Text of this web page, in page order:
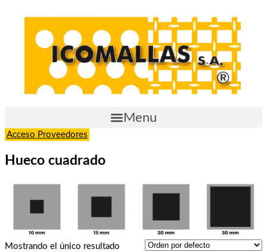
contenido
Menu
Acceso Proveedores
Hueco cuadrado
Mostrando el único resultado